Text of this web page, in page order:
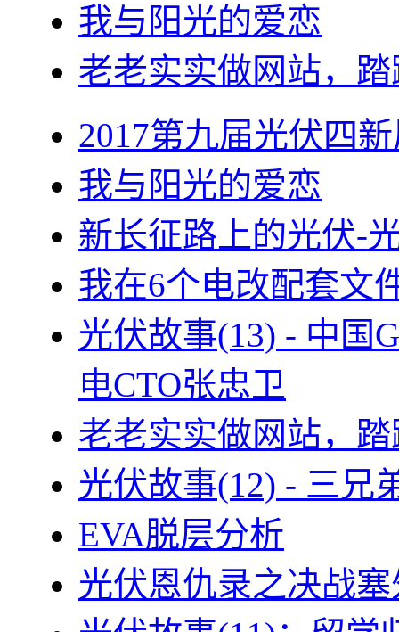
我与阳光的爱恋
老老实实做网站，
2017第九届光伏四
我与阳光的爱恋
新长征路上的光伏-
我在6个电改配套文
光伏故事(13) - 中国
电CTO张忠卫
老老实实做网站，
光伏故事(12) - 三兄
EVA脱层分析
光伏恩仇录之决战